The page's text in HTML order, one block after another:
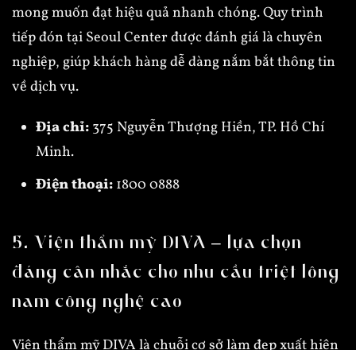
mong muốn đạt hiệu quả nhanh chóng. Quy trình
tiếp đón tại Seoul Center được đánh giá là chuyên
nghiệp, giúp khách hàng dễ dàng nắm bắt thông tin
về dịch vụ.
Địa chỉ: 375 Nguyễn Thượng Hiền, TP. Hồ Chí
Minh.
Điện thoại: 1800 0888
5. Viện thẩm mỹ DIVA – lựa chọn
đáng cân nhắc cho nhu cầu triệt lông
nam công nghệ cao
Viện thẩm mỹ DIVA là chuỗi cơ sở làm đẹp xuất hiện